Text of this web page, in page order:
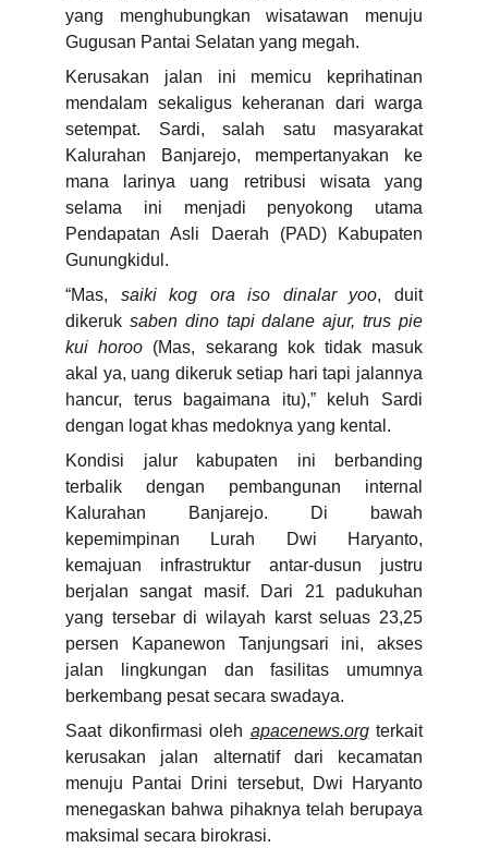
yang menghubungkan wisatawan menuju
Gugusan Pantai Selatan yang megah.
Kerusakan jalan ini memicu keprihatinan
mendalam sekaligus keheranan dari warga
setempat. Sardi, salah satu masyarakat
Kalurahan Banjarejo, mempertanyakan ke
mana larinya uang retribusi wisata yang
selama ini menjadi penyokong utama
Pendapatan Asli Daerah (PAD) Kabupaten
Gunungkidul.
“Mas, saiki kog ora iso dinalar yoo, duit
dikeruk saben dino tapi dalane ajur, trus pie
kui horoo (Mas, sekarang kok tidak masuk
akal ya, uang dikeruk setiap hari tapi jalannya
hancur, terus bagaimana itu),” keluh Sardi
dengan logat khas medoknya yang kental.
Kondisi jalur kabupaten ini berbanding
terbalik dengan pembangunan internal
Kalurahan Banjarejo. Di bawah
kepemimpinan Lurah Dwi Haryanto,
kemajuan infrastruktur antar-dusun justru
berjalan sangat masif. Dari 21 padukuhan
yang tersebar di wilayah karst seluas 23,25
persen Kapanewon Tanjungsari ini, akses
jalan lingkungan dan fasilitas umumnya
berkembang pesat secara swadaya.
Saat dikonfirmasi oleh apacenews.orgterkait
kerusakan jalan alternatif dari kecamatan
menuju Pantai Drini tersebut, Dwi Haryanto
menegaskan bahwa pihaknya telah berupaya
maksimal secara birokrasi.